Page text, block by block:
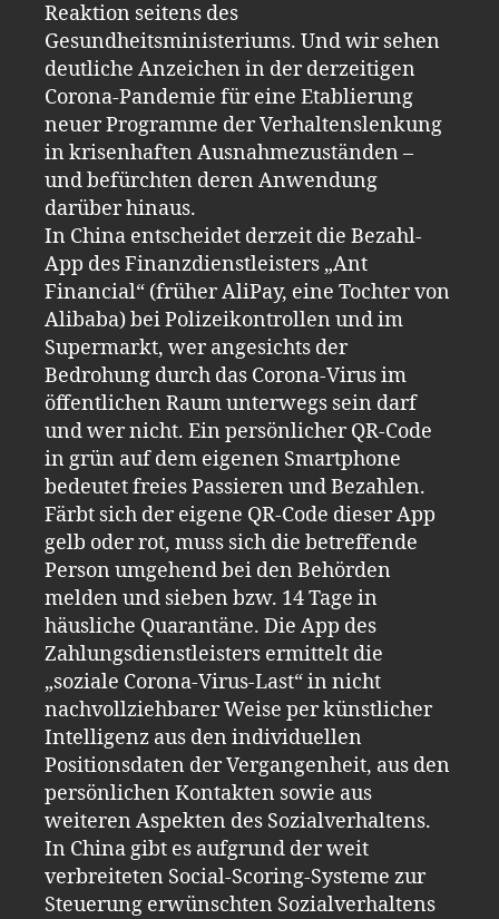
Reaktion seitens des
Gesundheitsministeriums. Und wir sehen
deutliche Anzeichen in der derzeitigen
Corona-Pandemie für eine Etablierung
neuer Programme der Verhaltenslenkung
in krisenhaften Ausnahmezuständen –
und befürchten deren Anwendung
darüber hinaus.
In China entscheidet derzeit die Bezahl-
App des Finanzdienstleisters „Ant
Financial“ (früher AliPay, eine Tochter von
Alibaba) bei Polizeikontrollen und im
Supermarkt, wer angesichts der
Bedrohung durch das Corona-Virus im
öffentlichen Raum unterwegs sein darf
und wer nicht. Ein persönlicher QR-Code
in grün auf dem eigenen Smartphone
bedeutet freies Passieren und Bezahlen.
Färbt sich der eigene QR-Code dieser App
gelb oder rot, muss sich die betreffende
Person umgehend bei den Behörden
melden und sieben bzw. 14 Tage in
häusliche Quarantäne. Die App des
Zahlungsdienstleisters ermittelt die
„soziale Corona-Virus-Last“ in nicht
nachvollziehbarer Weise per künstlicher
Intelligenz aus den individuellen
Positionsdaten der Vergangenheit, aus den
persönlichen Kontakten sowie aus
weiteren Aspekten des Sozialverhaltens.
In China gibt es aufgrund der weit
verbreiteten Social-Scoring-Systeme zur
Steuerung erwünschten Sozialverhaltens